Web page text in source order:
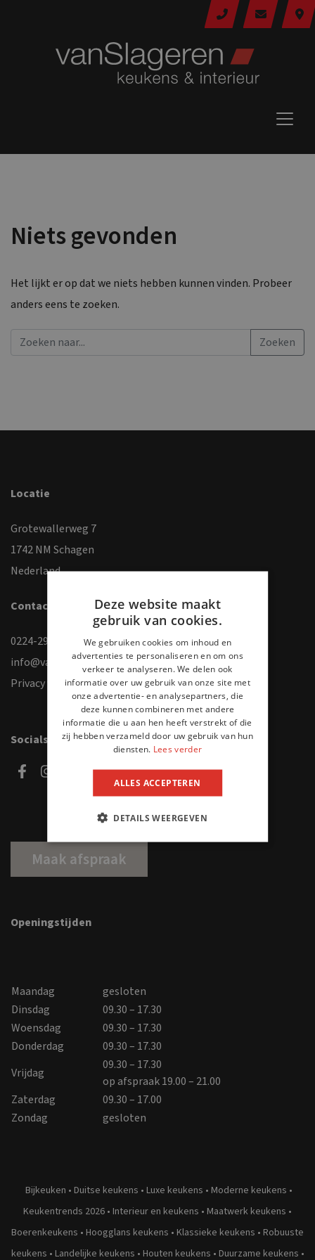
Niets gevonden
Het lijkt er op dat we niets hebben kunnen vinden. Probeer
anders eens te zoeken.
Locatie
Grotewallerweg 7
1742 NM Schagen
Nederland
Contact
0224-298400
info@vanslageren.com
Privacy verklaring
Socials
Maak afspraak
Openingstijden
Maandag
gesloten
Dinsdag
09.30 – 17.30
Woensdag
09.30 – 17.30
Donderdag
09.30 – 17.30
Vrijdag
09.30 – 17.30
op afspraak 19.00 – 21.00
Zaterdag
09.30 – 17.00
Zondag
gesloten
Bijkeuken • Duitse keukens • Luxe keukens • Moderne keukens •
Keukentrends 2026 • Interieur en keukens • Maatwerk keukens •
Boerenkeukens • Hoogglans keukens • Klassieke keukens • Robuuste
keukens • Landelijke keukens • Houten keukens • Duurzame keukens •
Deze website maakt
gebruik van cookies.
We gebruiken cookies om inhoud en
advertenties te personaliseren en om ons
verkeer te analyseren. We delen ook
informatie over uw gebruik van onze site met
onze advertentie- en analysepartners, die
deze kunnen combineren met andere
informatie die u aan hen heeft verstrekt of die
zij hebben verzameld door uw gebruik van hun
diensten. Lees verder
ALLES ACCEPTEREN
DETAILS WEERGEVEN